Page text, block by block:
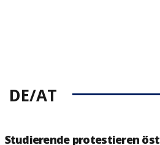
DE/AT
Studierende protestieren